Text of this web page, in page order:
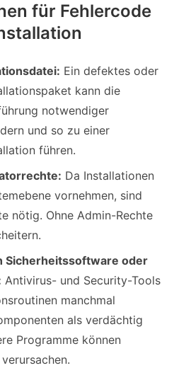
für Fehlercode
Ein defektes oder
kann die
notwendiger
und so zu einer
führen.
Da Installationen
vornehmen, sind
nötig. Ohne Admin-Rechte
Sicherheitssoftware oder
Antivirus- und Security-Tools
manchmal
als verdächtig
Programme können